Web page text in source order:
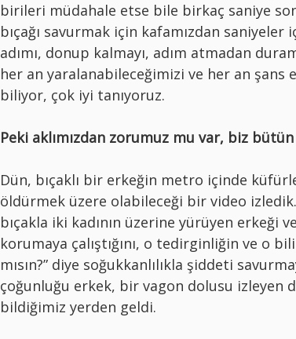
birileri müdahale etse bile birkaç saniye
bıçağı savurmak için kafamızdan
adımı, donup kalmayı, adım atmadan
her an yaralanabileceğimizi ve her an
biliyor, çok iyi tanıyoruz.
Peki aklımızdan zorumuz mu var, biz
Dün, bıçaklı bir erkeğin metro içinde
öldürmek üzere olabileceği bir video
bıçakla iki kadının üzerine yürüyen erkeği
korumaya çalıştığını, o tedirginliğin ve o
mısın?” diye soğukkanlılıkla şiddeti
çoğunluğu erkek, bir vagon dolusu izleyen
bildiğimiz yerden geldi.